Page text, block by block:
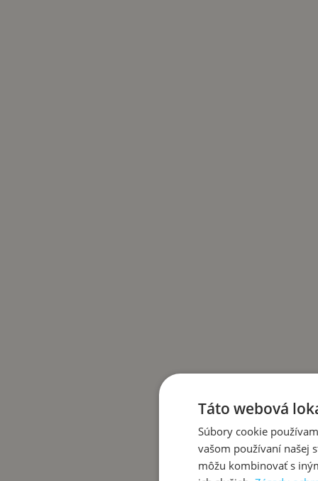
Táto webová
Súbory cookie
vašom používaní našej
môžu kombinovať s